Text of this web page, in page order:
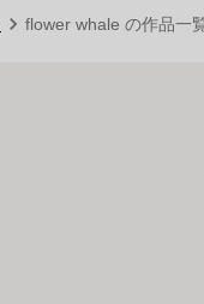
flower whale の作品一